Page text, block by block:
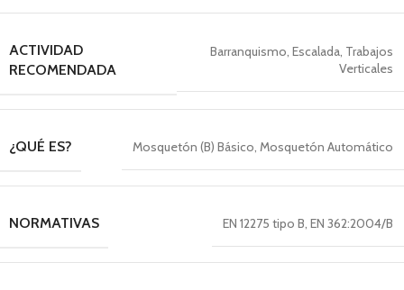
ACTIVIDAD
RECOMENDADA
Barranquismo, Escalada, Trabajos
Verticales
¿QUÉ ES? Mosquetón (B) Básico, Mosquetón Automático
NORMATIVAS EN 12275 tipo B, EN 362:2004/B